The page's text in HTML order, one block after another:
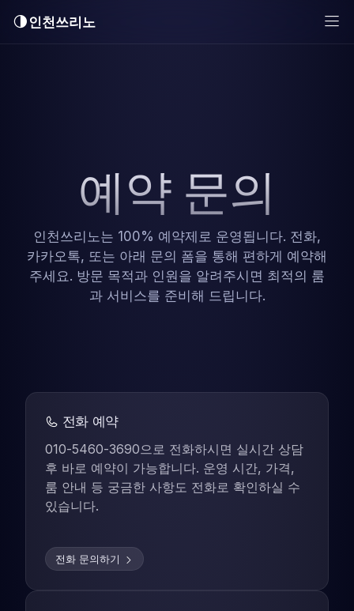
인천쓰리노
예약 문의
인천쓰리노는 100% 예약제로 운영됩니다. 전화,
카카오톡, 또는 아래 문의 폼을 통해 편하게 예약해
주세요. 방문 목적과 인원을 알려주시면 최적의 룸
과 서비스를 준비해 드립니다.
전화 예약
010-5460-3690으로 전화하시면 실시간 상담
후 바로 예약이 가능합니다. 운영 시간, 가격,
룸 안내 등 궁금한 사항도 전화로 확인하실 수
있습니다.
전화 문의하기